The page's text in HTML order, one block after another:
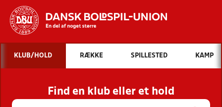
Hvad vil du søge efter?
INDHOLD OG NYHEDER
STILLINGER, RESULTATER, KLUBBER OG
HOLD
KLUB/HOLD RÆKKE SPILLESTED KAMP
Find en klub eller et hold